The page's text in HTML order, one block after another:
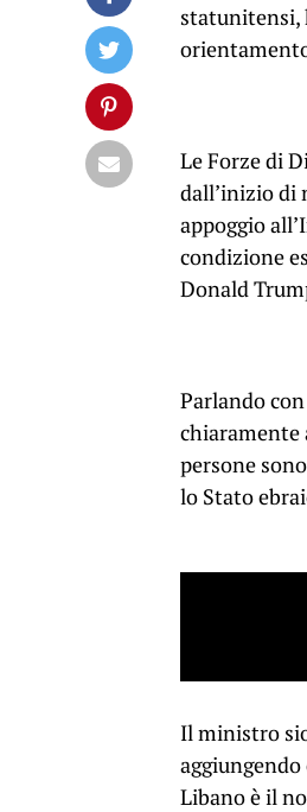
statunitensi,
Le Forze di
dall’inizio di
appoggio
condizione
Donald
Parlando
chiaramente
persone
lo Stato
Il ministro
Libano è il